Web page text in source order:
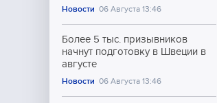
Новости 06 Августа 13:46
Более 5 тыс. призывников
начнут подготовку в Швеции в
августе
Новости 06 Августа 13:46